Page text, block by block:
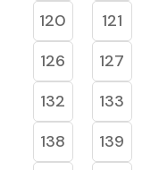
120
121
126
127
132
133
138
139